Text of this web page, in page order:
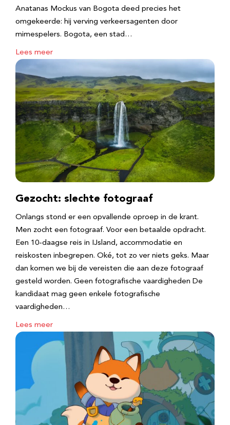
Anatanas Mockus van Bogota deed precies het
omgekeerde: hij verving verkeersagenten door
mimespelers. Bogota, een stad…
Lees meer
Gezocht: slechte fotograaf
Onlangs stond er een opvallende oproep in de krant.
Men zocht een fotograaf. Voor een betaalde opdracht.
Een 10-daagse reis in IJsland, accommodatie en
reiskosten inbegrepen. Oké, tot zo ver niets geks. Maar
dan komen we bij de vereisten die aan deze fotograaf
gesteld worden. Geen fotografische vaardigheden De
kandidaat mag geen enkele fotografische
vaardigheden…
Lees meer